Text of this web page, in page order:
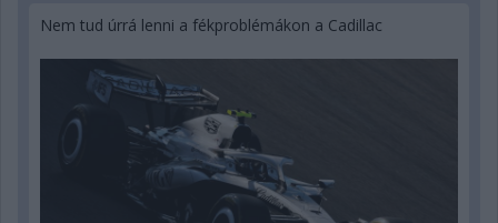
Nem tud úrrá lenni a fékproblémákon a Cadillac